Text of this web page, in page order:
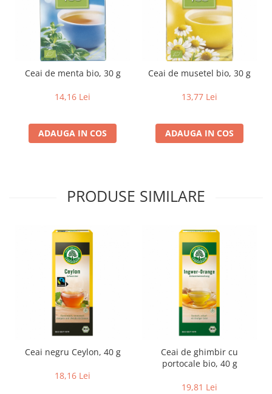
Conserve de peste bio
Crenvursti si pateu din carne bio
Pateu bio si creme vegetale
Sosuri bio
Produse din tomate
Ketchup bio
Sucuri si bauturi bio
Lapte bio si bauturi vegetale
Superalimente
Uleiuri, grasimi si otet
Grasimi bio
Ulei de masline bio
Uleiuri esentiale alimentare bio
Uleiuri Oxyguard
Ceai de menta bio, 30 g
14,16 Lei
ADAUGA IN COS
Ceai de musetel bio, 30 g
13,77 Lei
ADAUGA IN COS
PRODUSE SIMILARE
Ceai negru Ceylon, 40 g
18,16 Lei
Ceai de ghimbir cu
portocale bio, 40 g
19,81 Lei